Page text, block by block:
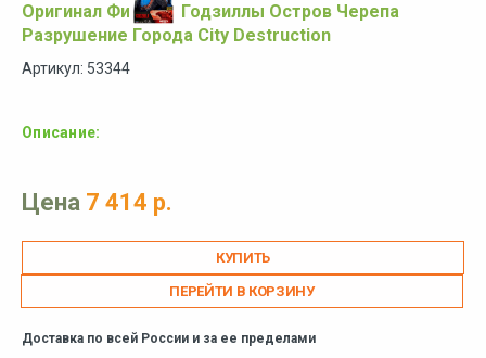
Оригинал Фигурка Годзиллы Остров Черепа
Разрушение Города City Destruction
Артикул: 53344
Описание:
Цена 7 414 р.
ПЕРЕЙТИ В КОРЗИНУ
Доставка по всей России и за ее пределами